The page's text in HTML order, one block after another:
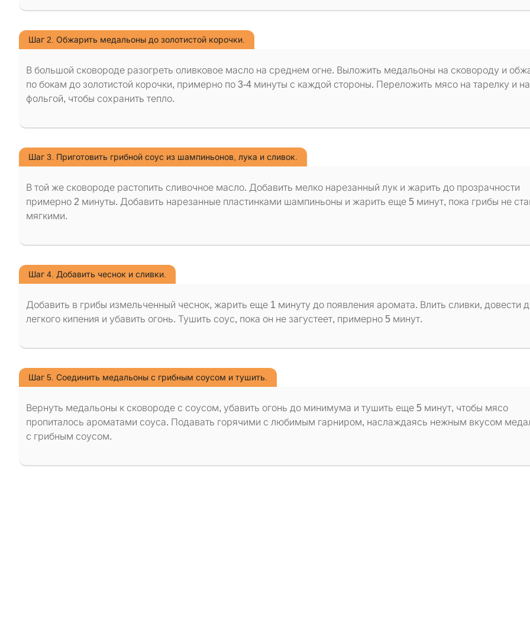
Шаг 2. Обжарить медальоны до золотистой корочки.
В большой сковороде разогреть оливковое масло на среднем огне. Выложить медальоны на сковороду и
по бокам до золотистой корочки, примерно по 3-4 минуты с каждой стороны. Переложить мясо на тарелку и
фольгой, чтобы сохранить тепло.
Шаг 3. Приготовить грибной соус из шампиньонов, лука и сливок.
В той же сковороде растопить сливочное масло. Добавить мелко нарезанный лук и жарить до прозрачности
примерно 2 минуты. Добавить нарезанные пластинками шампиньоны и жарить еще 5 минут, пока грибы не
мягкими.
Шаг 4. Добавить чеснок и сливки.
Добавить в грибы измельченный чеснок, жарить еще 1 минуту до появления аромата. Влить сливки, довести
легкого кипения и убавить огонь. Тушить соус, пока он не загустеет, примерно 5 минут.
Шаг 5. Соединить медальоны с грибным соусом и тушить.
Вернуть медальоны к сковороде с соусом, убавить огонь до минимума и тушить еще 5 минут, чтобы мясо
пропиталось ароматами соуса. Подавать горячими с любимым гарниром, наслаждаясь нежным вкусом
с грибным соусом.